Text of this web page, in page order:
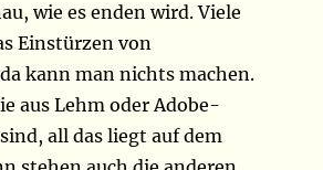
wie es enden wird. Viele
Einstürzen von
kann man nichts machen.
aus Lehm oder Adobe-
all das liegt auf dem